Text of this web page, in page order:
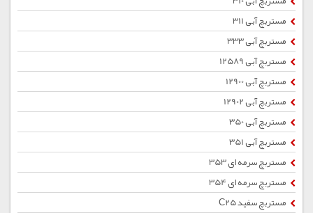
مستربچ آبی 311
مستربچ آبی 333
مستربچ آبی 12589
مستربچ آبی 12900
مستربچ آبی 12902
مستربچ آبی 350
مستربچ آبی 351
مستربچ سرمه ای 353
مستربچ سرمه ای 354
مستربچ سفید C25